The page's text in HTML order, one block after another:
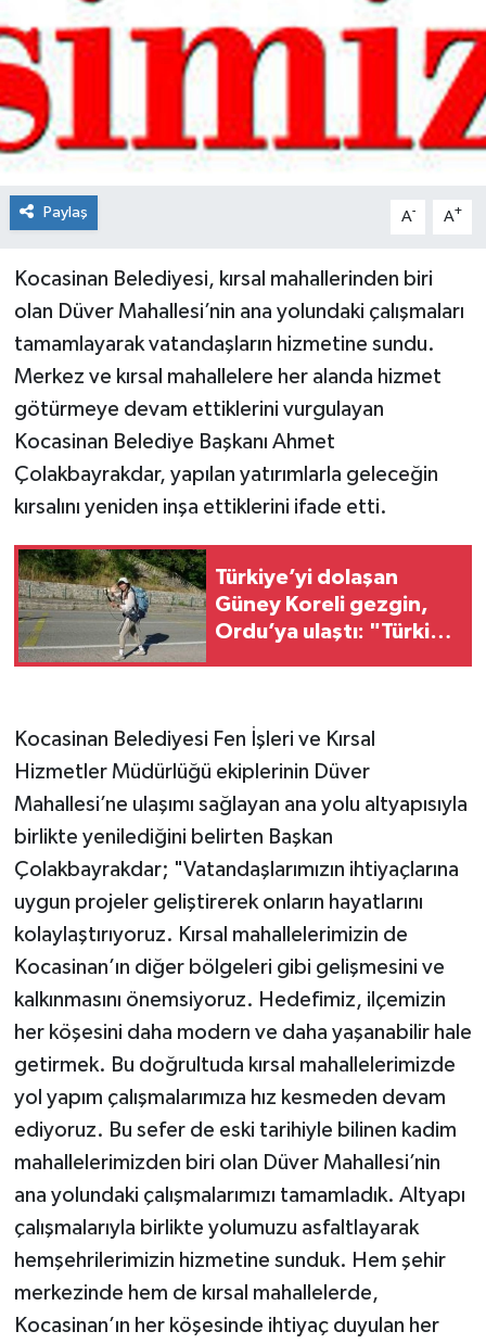
Paylaş A- A+
Kocasinan Belediyesi, kırsal mahallerinden biri
olan Düver Mahallesi’nin ana yolundaki çalışmaları
tamamlayarak vatandaşların hizmetine sundu.
Merkez ve kırsal mahallelere her alanda hizmet
götürmeye devam ettiklerini vurgulayan
Kocasinan Belediye Başkanı Ahmet
Çolakbayrakdar, yapılan yatırımlarla geleceğin
kırsalını yeniden inşa ettiklerini ifade etti.
Türkiye’yi dolaşan
Güney Koreli gezgin,
Ordu’ya ulaştı: "Türkiye
Kocasinan Belediyesi Fen İşleri ve Kırsal
Hizmetler Müdürlüğü ekiplerinin Düver
Mahallesi’ne ulaşımı sağlayan ana yolu altyapısıyla
birlikte yenilediğini belirten Başkan
Çolakbayrakdar; "Vatandaşlarımızın ihtiyaçlarına
uygun projeler geliştirerek onların hayatlarını
kolaylaştırıyoruz. Kırsal mahallelerimizin de
Kocasinan’ın diğer bölgeleri gibi gelişmesini ve
kalkınmasını önemsiyoruz. Hedefimiz, ilçemizin
her köşesini daha modern ve daha yaşanabilir hale
getirmek. Bu doğrultuda kırsal mahallelerimizde
yol yapım çalışmalarımıza hız kesmeden devam
ediyoruz. Bu sefer de eski tarihiyle bilinen kadim
mahallelerimizden biri olan Düver Mahallesi’nin
ana yolundaki çalışmalarımızı tamamladık. Altyapı
çalışmalarıyla birlikte yolumuzu asfaltlayarak
hemşehrilerimizin hizmetine sunduk. Hem şehir
merkezinde hem de kırsal mahallelerde,
Kocasinan’ın her köşesinde ihtiyaç duyulan her
Spor
Tokat Haberleri
Yaşam